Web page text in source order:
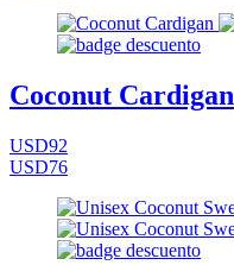
Coconut Cardigan
USD92
USD76